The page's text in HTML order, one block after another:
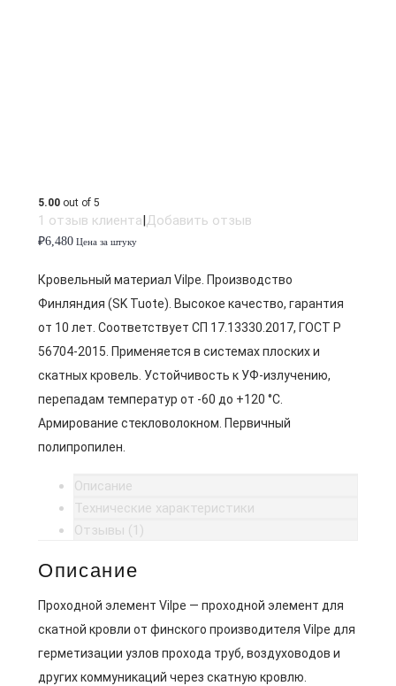
5.00 out of 5
1 отзыв клиента|Добавить отзыв
₽6,480 Цена за штуку
Кровельный материал Vilpe. Производство
Финляндия (SK Tuote). Высокое качество, гарантия
от 10 лет. Соответствует СП 17.13330.2017, ГОСТ Р
56704-2015. Применяется в системах плоских и
скатных кровель. Устойчивость к УФ-излучению,
перепадам температур от -60 до +120 °C.
Армирование стекловолокном. Первичный
полипропилен.
Описание
Технические характеристики
Отзывы (1)
Описание
Проходной элемент Vilpe — проходной элемент для
скатной кровли от финского производителя Vilpe для
герметизации узлов прохода труб, воздуховодов и
других коммуникаций через скатную кровлю.